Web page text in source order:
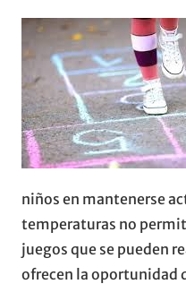
niños en mantenerse
temperaturas no
juegos que se pueden
ofrecen la oportunidad